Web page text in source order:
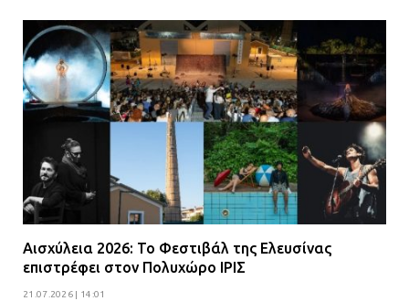
Αισχύλεια 2026: Το Φεστιβάλ της Ελευσίνας
επιστρέφει στον Πολυχώρο ΙΡΙΣ
21.07.2026 | 14:01